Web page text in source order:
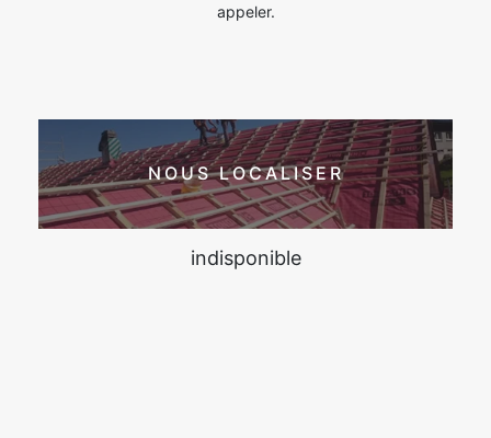
appeler.
NOUS LOCALISER
indisponible